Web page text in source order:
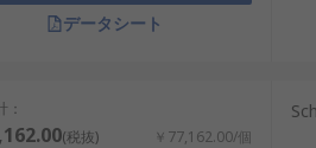
ントローラ、停止回路を含めた
クーラント、水しぶき、清掃作業
データシート
：
(税抜) ￥77,162.00/個